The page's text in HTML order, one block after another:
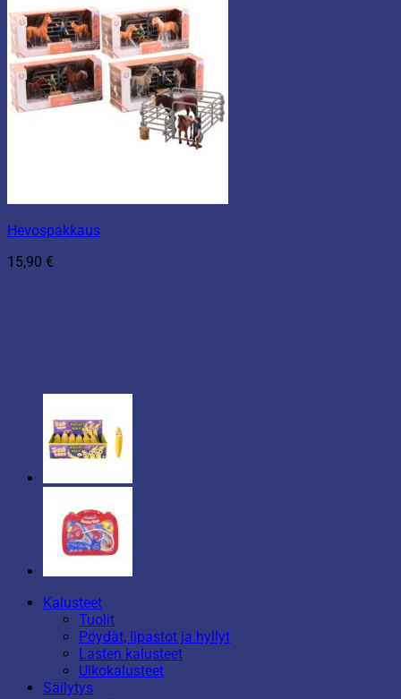
Hevospakkaus
15,90 €
Kalusteet
Tuolit
Pöydät, lipastot ja hyllyt
Lasten kalusteet
Ulkokalusteet
Säilytys